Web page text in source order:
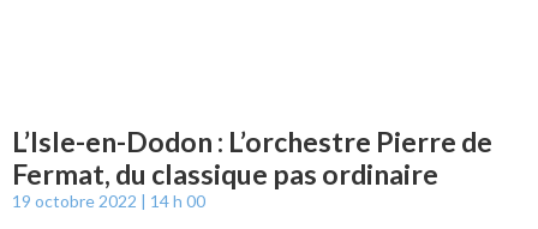
L’Isle-en-Dodon : L’orchestre Pierre de
Fermat, du classique pas ordinaire
19 octobre 2022 14 h 00